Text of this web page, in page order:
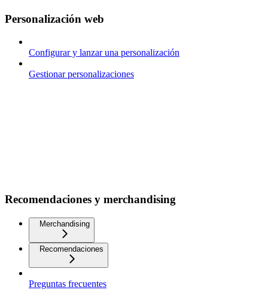
Personalización web
Configurar y lanzar una personalización
Gestionar personalizaciones
Recomendaciones y merchandising
Merchandising
Recomendaciones
Preguntas frecuentes